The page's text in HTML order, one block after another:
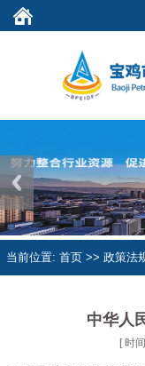
Previous
当前位置: 首页 >> 政策法
中华人
[ 时